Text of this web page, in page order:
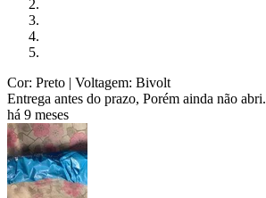
Cor: Preto | Voltagem: Bivolt
Entrega antes do prazo, Porém ainda não abri.
há 9 meses